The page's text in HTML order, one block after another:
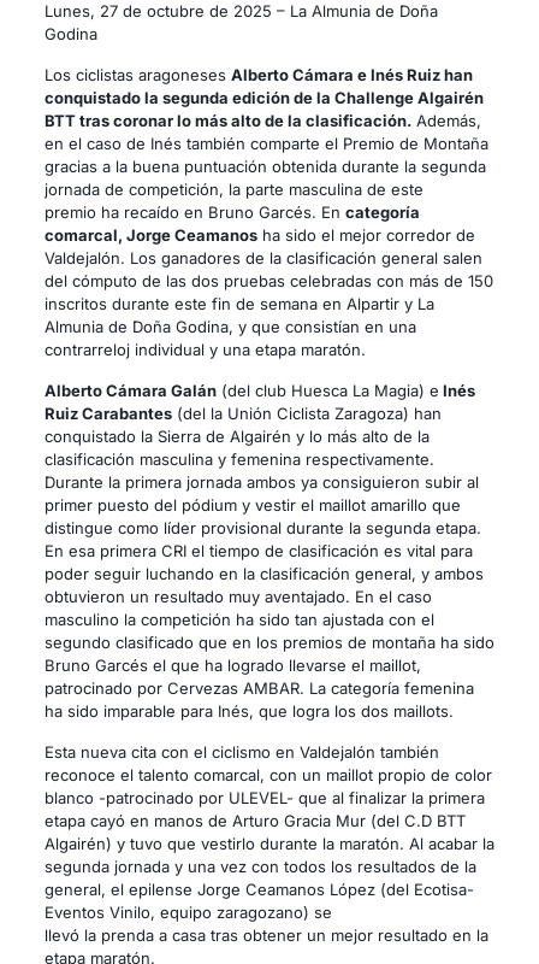
Lunes, 27 de octubre de 2025 – La Almunia de Doña
Godina
Los ciclistas aragoneses Alberto Cámara e Inés Ruiz han
conquistado la segunda edición de la Challenge Algairén
BTT tras coronar lo más alto de la clasificación.Además,
en el caso de Inés también comparte el Premio de Montaña
gracias a la buena puntuación obtenida durante la segunda
jornada de competición, la parte masculina de este
premio ha recaído en Bruno Garcés. En categoría
comarcal, Jorge Ceamanosha sido el mejor corredor de
Valdejalón. Los ganadores de la clasificación general salen
del cómputo de las dos pruebas celebradas con más de 150
inscritos durante este fin de semana en Alpartir y La
Almunia de Doña Godina, y que consistían en una
contrarreloj individual y una etapa maratón.
Alberto Cámara Galán(del club Huesca La Magia) e Inés
Ruiz Carabantes(del la Unión Ciclista Zaragoza) han
conquistado la Sierra de Algairén y lo más alto de la
clasificación masculina y femenina respectivamente.
Durante la primera jornada ambos ya consiguieron subir al
primer puesto del pódium y vestir el maillot amarillo que
distingue como líder provisional durante la segunda etapa.
En esa primera CRI el tiempo de clasificación es vital para
poder seguir luchando en la clasificación general, y ambos
obtuvieron un resultado muy aventajado. En el caso
masculino la competición ha sido tan ajustada con el
segundo clasificado que en los premios de montaña ha sido
Bruno Garcés el que ha logrado llevarse el maillot,
patrocinado por Cervezas AMBAR. La categoría femenina
ha sido imparable para Inés, que logra los dos maillots.
Esta nueva cita con el ciclismo en Valdejalón también
reconoce el talento comarcal, con un maillot propio de color
blanco -patrocinado por ULEVEL- que al finalizar la primera
etapa cayó en manos de Arturo Gracia Mur (del C.D BTT
Algairén) y tuvo que vestirlo durante la maratón. Al acabar la
segunda jornada y una vez con todos los resultados de la
general, el epilense Jorge Ceamanos López (del Ecotisa-
Eventos Vinilo, equipo zaragozano) se
llevó la prenda a casa tras obtener un mejor resultado en la
etapa maratón.